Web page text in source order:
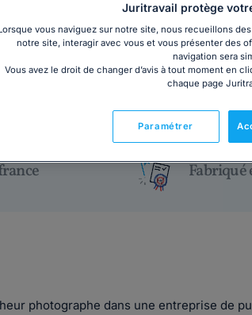
3€ TTC
Livre + PDF
20,05€ TTC
Fabriqué
photographe dans une entreprise de
Juritravail protège
vous naviguez sur notre site, nous recueillons
notre site, interagir avec vous et vous présenter des
navigation sera
Vous avez le droit de changer d’avis à tout moment en
chaque page
Paramétrer